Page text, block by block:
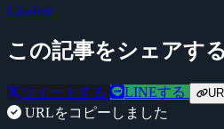
Libalent
この記事をシェアする
ツイートする LINEする
URLをコピーしました